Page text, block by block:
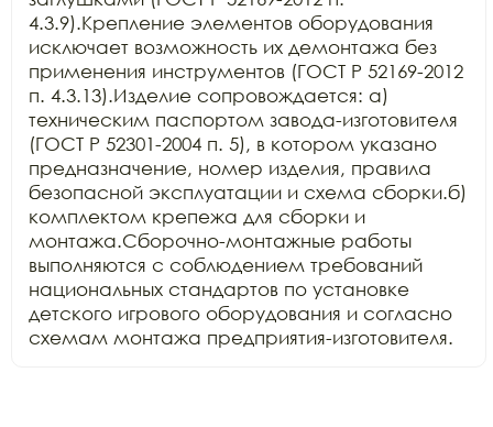
4.3.9).Крепление элементов оборудования
исключает возможность их демонтажа без
применения инструментов (ГОСТ Р 52169-2012
п. 4.3.13).Изделие сопровождается: а)
техническим паспортом завода-изготовителя
(ГОСТ Р 52301-2004 п. 5), в котором указано
предназначение, номер изделия, правила
безопасной эксплуатации и схема сборки.б)
комплектом крепежа для сборки и
монтажа.Сборочно-монтажные работы
выполняются с соблюдением требований
национальных стандартов по установке
детского игрового оборудования и согласно
схемам монтажа предприятия-изготовителя.